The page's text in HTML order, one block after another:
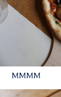
MMMM